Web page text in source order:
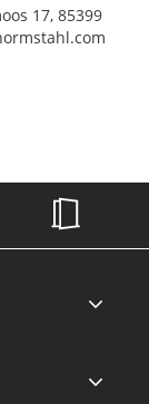
17, 85399